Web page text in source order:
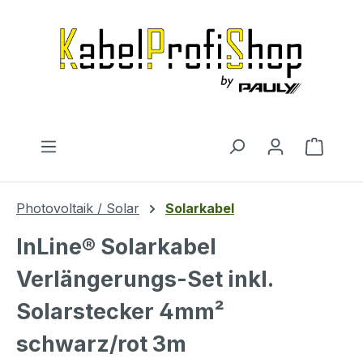
Photovoltaik / Solar Solarkabel
InLine® Solarkabel
Verlängerungs-Set inkl.
Solarstecker 4mm²
schwarz/rot 3m